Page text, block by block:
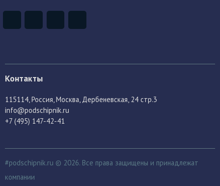
Контакты
115114 , Россия, Москва, Дербеневская, 24 стр.3
info@podschipnik.ru
+7 (495) 147-42-41
#podschipnik.ru © 2026. Все права защищены и принадлежат
компании